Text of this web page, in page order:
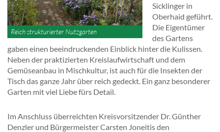
Reich strukturierter Nutzgarten
Sicklinger in
Oberhaid geführt.
Die Eigentümer
des Gartens
gaben einen beeindruckenden Einblick hinter die Kulissen.
Neben der praktizierten Kreislaufwirtschaft und dem
Gemüseanbau in Mischkultur, ist auch für die Insekten der
Tisch das ganze Jahr über reich gedeckt. Ein ganz besonderer
Garten mit viel Liebe fürs Detail.
Im Anschluss überreichten Kreisvorsitzender Dr. Günther
Denzler und Bürgermeister Carsten Joneitis den